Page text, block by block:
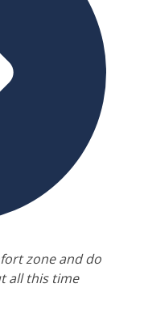
zone and do
all this time